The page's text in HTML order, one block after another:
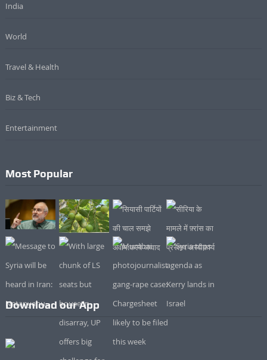
India
World
Travel & Health
Biz & Tech
Entertainment
Most Popular
Download our App